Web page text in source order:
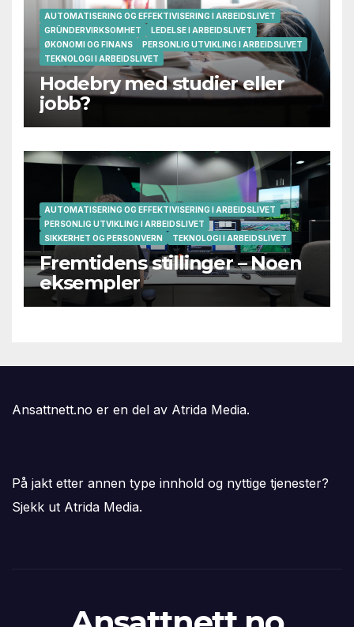
AUTOMATISERING OG EFFEKTIVISERING I ARBEIDSLIVET
GRÜNDERVIRKSOMHET
LEDELSE I ARBEIDSLIVET
ØKONOMI OG FINANS
PERSONLIG UTVIKLING I ARBEIDSLIVET
TEKNOLOGI I ARBEIDSLIVET
Hodebry med studier eller
jobb?
AUTOMATISERING OG EFFEKTIVISERING I ARBEIDSLIVET
PERSONLIG UTVIKLING I ARBEIDSLIVET
SIKKERHET OG PERSONVERN
TEKNOLOGI I ARBEIDSLIVET
Fremtidens stillinger – Noen
eksempler
Ansattnett.no er en del av Atrida Media.
På jakt etter annen type innhold og nyttige tjenester?
Sjekk ut Atrida Media.